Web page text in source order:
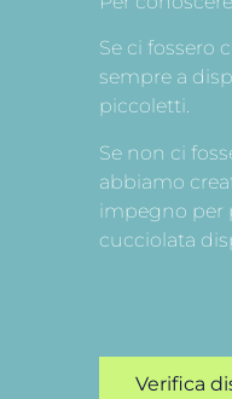
Se ci fossero
sempre a
piccoletti.
Se non ci
abbiamo
impegno per
cucciolata
Verifica